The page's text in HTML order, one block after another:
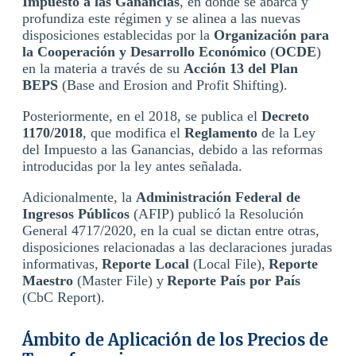
profundiza este régimen y se alinea a las nuevas
disposiciones establecidas por la Organización para
la Cooperación y Desarrollo Económico (OCDE)
en la materia a través de su Acción 13 del Plan
BEPS (Base and Erosion and Profit Shifting).
Posteriormente, en el 2018, se publica el Decreto
1170/2018, que modifica el Reglamento de la Ley
del Impuesto a las Ganancias, debido a las reformas
introducidas por la ley antes señalada.
Adicionalmente, la Administración Federal de
Ingresos Públicos (AFIP) publicó la Resolución
General 4717/2020, en la cual se dictan entre otras,
disposiciones relacionadas a las declaraciones juradas
informativas, Reporte Local (Local File), Reporte
Maestro (Master File) y Reporte País por País
(CbC Report).
Ámbito de Aplicación de los Precios de